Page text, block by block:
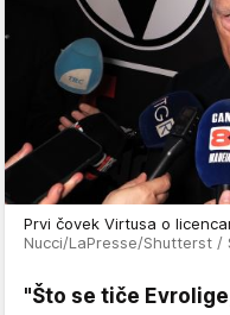
Prvi čovek Virtusa o
Nucci/LaPresse/Shutterst
"Što se tiče